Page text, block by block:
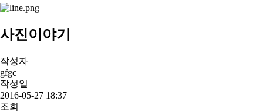
사진이야기
작성자
gfgc
작성일
2016-05-27 18:37
조회